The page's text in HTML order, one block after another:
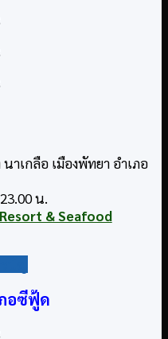
าเกลือ เมืองพัทยา อำเภอ
น.
& Seafood
อซีฟู้ด